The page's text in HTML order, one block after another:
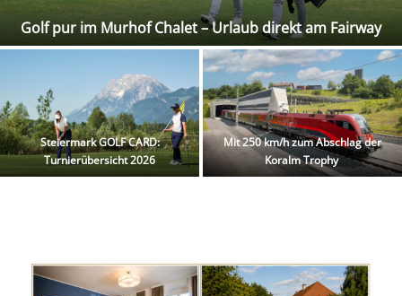
Golf pur im Murhof Chalet – Urlaub direkt am Fairway
Steiermark GOLF CARD:
Turnierübersicht 2026
Mit 250 km/h zum Abschlag der
Koralm Trophy